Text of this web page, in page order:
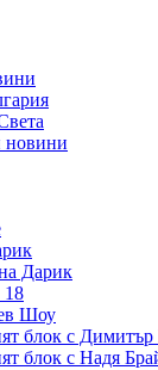
новини
Дарик
18
Шоу
блок с
блок с Надя